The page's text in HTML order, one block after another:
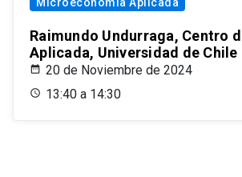
Raimundo Undurraga, Centro
Aplicada, Universidad de Chile
20 de Noviembre de 2024
13:40 a 14:30